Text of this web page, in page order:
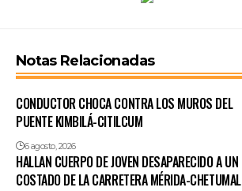
Notas Relacionadas
CONDUCTOR CHOCA CONTRA LOS MUROS DEL
PUENTE KIMBILÁ-CITILCUM
6 agosto, 2026
HALLAN CUERPO DE JOVEN DESAPARECIDO A UN
COSTADO DE LA CARRETERA MÉRIDA-CHETUMAL